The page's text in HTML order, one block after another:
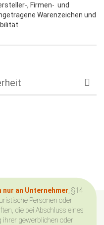
, Firmen- und
Warenzeichen und
an Unternehmer , §14
Personen oder
die bei Abschluss eines
ihrer gewerblichen oder